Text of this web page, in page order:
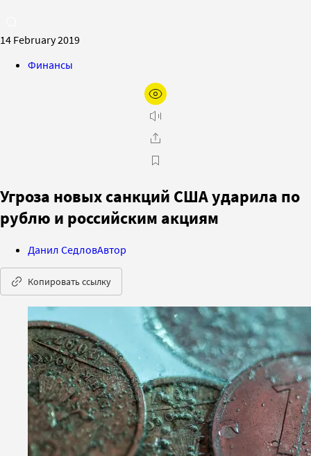
14 February 2019
Финансы
Угроза новых санкций США ударила по
рублю и российским акциям
Данил СедловАвтор
Копировать ссылку